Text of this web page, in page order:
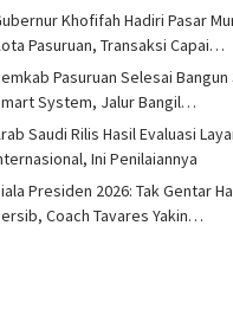
Khofifah Hadiri Pasar
Pasuruan, Transaksi Capai…
Pasuruan Selesai Bangun
System, Jalur Bangil…
Saudi Rilis Hasil Evaluasi
Ini Penilaiannya
Presiden 2026: Tak Gentar
Coach Tavares Yakin…